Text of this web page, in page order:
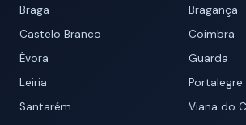
Braga
Bragança
Castelo Branco
Coimbra
Évora
Guarda
Leiria
Portalegre
Santarém
Viana do